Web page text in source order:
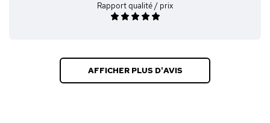
Rapport qualité / prix
AFFICHER PLUS D'AVIS